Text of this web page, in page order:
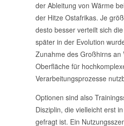
der Ableitung von Wärme
der Hitze Ostafrikas. Je
desto besser verteilt sich
später in der Evolution
Zunahme des Großhirns an
Oberfläche für
Verarbeitungsprozesse
Optionen sind also
Disziplin, die vielleicht erst
gefragt ist. Ein